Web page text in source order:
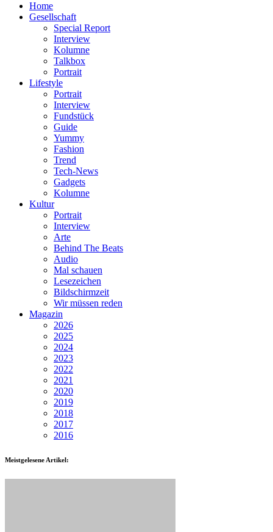
Home
Gesellschaft
Special Report
Interview
Kolumne
Talkbox
Portrait
Lifestyle
Portrait
Interview
Fundstück
Guide
Yummy
Fashion
Trend
Tech-News
Gadgets
Kolumne
Kultur
Portrait
Interview
Arte
Behind The Beats
Audio
Mal schauen
Lesezeichen
Bildschirmzeit
Wir müssen reden
Magazin
2026
2025
2024
2023
2022
2021
2020
2019
2018
2017
2016
Meistgelesene Artikel: